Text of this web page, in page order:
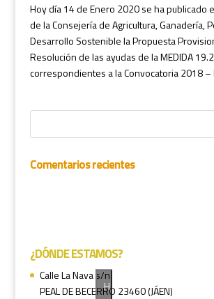
Hoy día 14 de Enero 2020 se ha publicado
de la Consejería de Agricultura, Ganadería,
Desarrollo Sostenible la Propuesta
Resolución de las ayudas de la MEDIDA 19.2
correspondientes a la Convocatoria 2018 –
Comentarios recientes
¿DÓNDE ESTAMOS?
Calle La Nava s/n
PEAL DE BECERRO 23460 (JÁEN)
H